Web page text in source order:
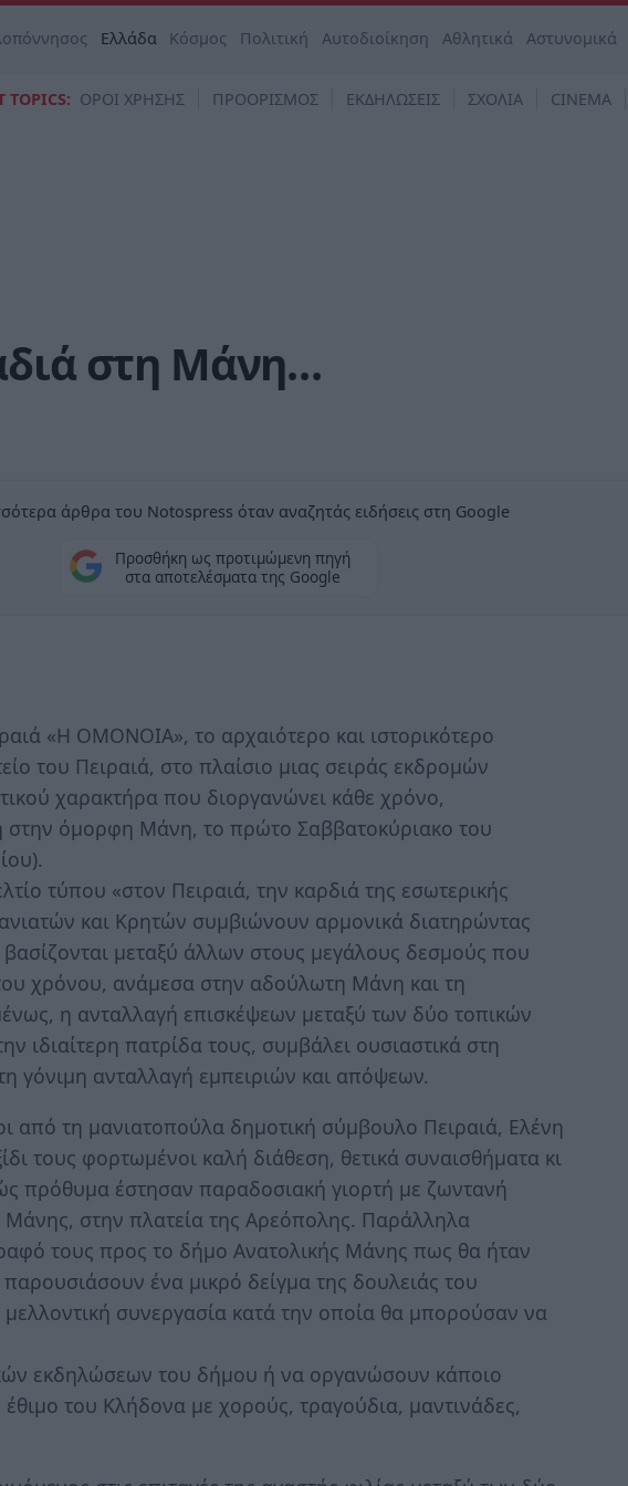
Ελλάδα Κόσμος Πολιτική Αυτοδιοίκηση Αθλητικά Αστυνομικά
TOPICS: ΟΡΟΙ ΧΡΗΣΗΣ ΠΡΟΟΡΙΣΜΟΣ ΕΚΔΗΛΩΣΕΙΣ ΣΧΟΛΙΑ CINEMA
στη Μάνη…
άρθρα του Notospress όταν αναζητάς ειδήσεις στη Google
Προσθήκη ως προτιμώμενη πηγή
στα αποτελέσματα της Google
«Η OMONOIA», το αρχαιότερο και ιστορικότερο
του Πειραιά, στο πλαίσιο μιας σειράς εκδρομών
χαρακτήρα που διοργανώνει κάθε χρόνο,
στην όμορφη Μάνη, το πρώτο Σαββατοκύριακο του
τύπου «στον Πειραιά, την καρδιά της εσωτερικής
και Κρητών συμβιώνουν αρμονικά διατηρώντας
βασίζονται μεταξύ άλλων στους μεγάλους δεσμούς που
χρόνου, ανάμεσα στην αδούλωτη Μάνη και τη
η ανταλλαγή επισκέψεων μεταξύ των δύο τοπικών
ιδιαίτερη πατρίδα τους, συμβάλει ουσιαστικά στη
γόνιμη ανταλλαγή εμπειριών και απόψεων.
από τη μανιατοπούλα δημοτική σύμβουλο Πειραιά, Ελένη
τους φορτωμένοι καλή διάθεση, θετικά συναισθήματα κι
πρόθυμα έστησαν παραδοσιακή γιορτή με ζωντανή
Μάνης, στην πλατεία της Αρεόπολης. Παράλληλα
τους προς το δήμο Ανατολικής Μάνης πως θα ήταν
παρουσιάσουν ένα μικρό δείγμα της δουλειάς του
συνεργασία κατά την οποία θα μπορούσαν να
εκδηλώσεων του δήμου ή να οργανώσουν κάποιο
του Κλήδονα με χορούς, τραγούδια, μαντινάδες,